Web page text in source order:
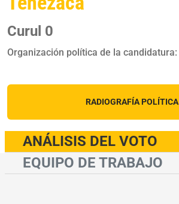
Curul 0
Organización política de la candidatura:
RADIOGRAFÍA POLÍTICA
ANÁLISIS DEL VOTO
EQUIPO DE TRABAJO